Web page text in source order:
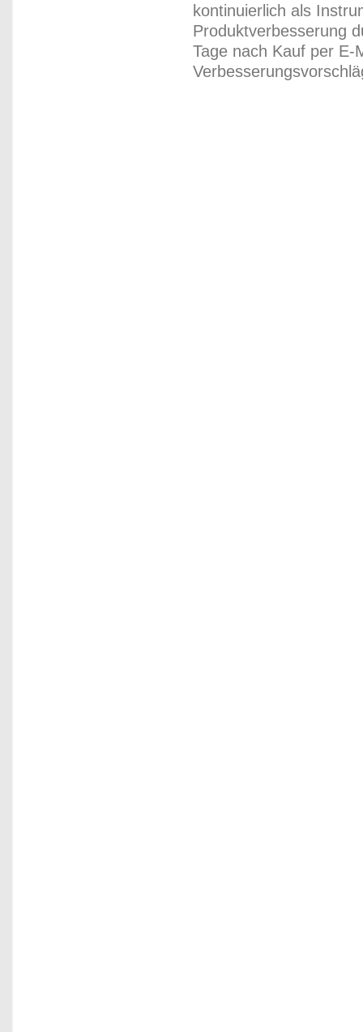
kontinuierlich als
Produktverbesserung
Tage nach Kauf per E-